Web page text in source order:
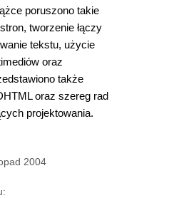
poruszono takie
tworzenie łączy
tekstu, użycie
oraz
także
oraz szereg rad
projektowania.
2004